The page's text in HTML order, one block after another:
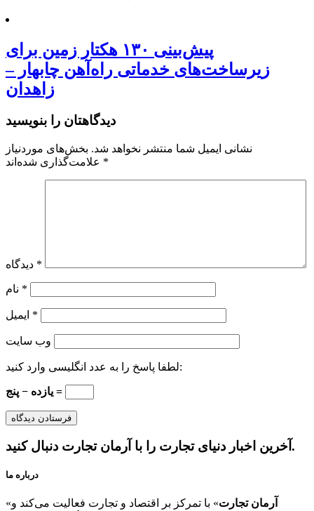
پیش‌بینی ۱۳۰ هکتار زمین برای
زیرساخت‌های خدماتی راه‌آهن چابهار –
زاهدان
دیدگاهتان را بنویسید
نشانی ایمیل شما منتشر نخواهد شد. بخش‌های موردنیاز
*
*
*
*
وب‌ سایت
لطفا پاسخ را به عدد انگلیسی وارد کنید:
یازده − پنج =
آخرین اخبار دنیای تجارت را با آرمان تجارت دنبال کنید.
درباره ما
« آرمان تجارت» با تمرکز بر اقتصاد و تجارت فعالیت می‌کند و